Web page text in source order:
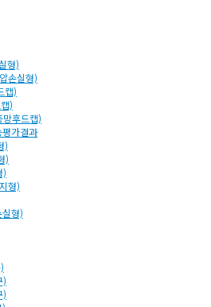
형)
손실형)
캡)
)
망후드캡)
가결과
)
)
)
형)
형)
)
)